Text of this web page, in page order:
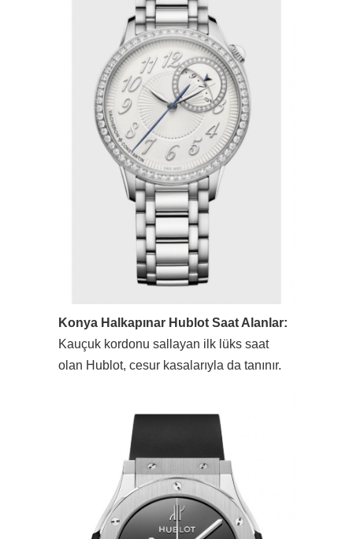
Konya Halkapınar Hublot Saat Alanlar:
Kauçuk kordonu sallayan ilk lüks saat
olan Hublot, cesur kasalarıyla da tanınır.